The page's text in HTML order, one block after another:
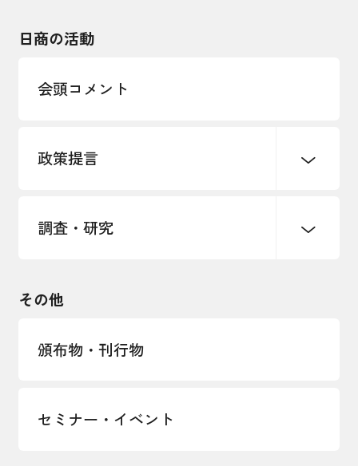
インボイス制度
海外情報レポート
安全保障貿易管理・技術流出防止に関す
経営者保証に関するガイドライン
日商の活動
会頭コメント
政策提言
中小企業経営
国土強靭化・社会基盤整備・震災復興
調査・研究
LOBO調査
その他
頒布物・刊行物
セミナー・イベント